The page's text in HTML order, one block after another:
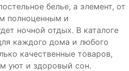
белье, а элемент, от
полноценным и
ночной отдых. В каталоге
каждого дома и любого
качественные товаров,
уют и здоровый сон.